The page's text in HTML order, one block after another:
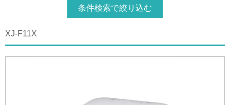
条件検索で絞り込む
XJ-F11X